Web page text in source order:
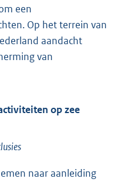
een
Op het terrein van
aandacht
van
op zee
naar aanleiding